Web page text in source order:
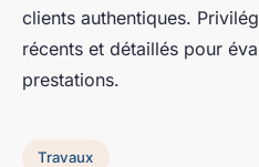
clients authentiques.
récents et détaillés pour
prestations.
Travaux